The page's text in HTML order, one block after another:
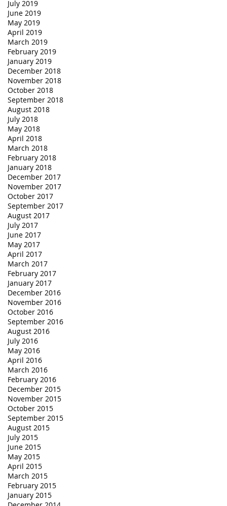
July 2019
June 2019
May 2019
April 2019
March 2019
February 2019
January 2019
December 2018
November 2018
October 2018
September 2018
August 2018
July 2018
May 2018
April 2018
March 2018
February 2018
January 2018
December 2017
November 2017
October 2017
September 2017
August 2017
July 2017
June 2017
May 2017
April 2017
March 2017
February 2017
January 2017
December 2016
November 2016
October 2016
September 2016
August 2016
July 2016
May 2016
April 2016
March 2016
February 2016
December 2015
November 2015
October 2015
September 2015
August 2015
July 2015
June 2015
May 2015
April 2015
March 2015
February 2015
January 2015